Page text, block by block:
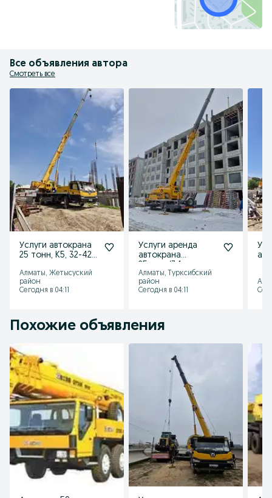
Все объявления автора
Смотреть все
Услуги автокрана
25 тонн, K5, 32-42
XCMG
Алматы, Жетысуский
район
Сегодня в 04:11
Услуги аренда
автокрана
XCMG китаец
Алматы, Турксибский
район
Сегодня в 04:11
Похожие объявления